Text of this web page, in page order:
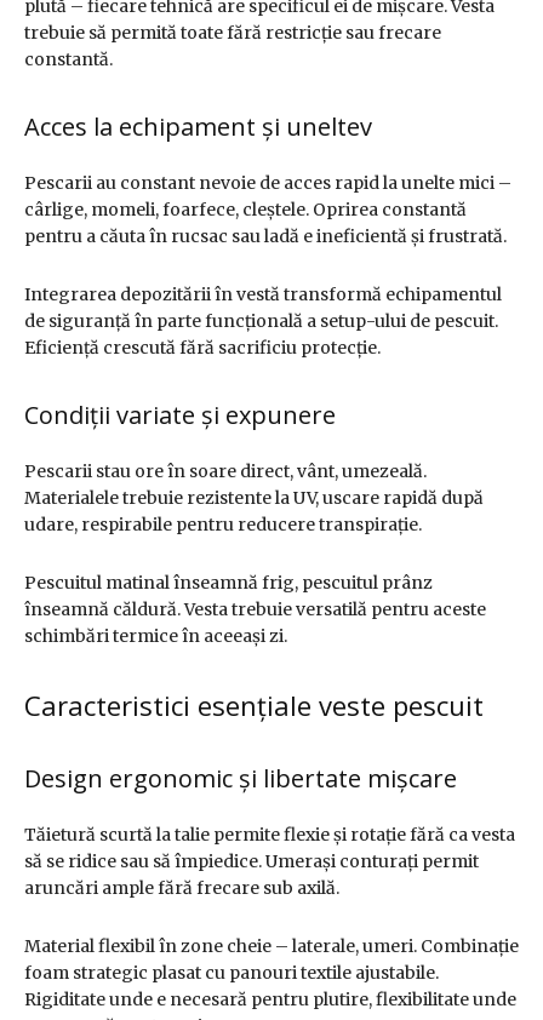
plută – fiecare tehnică are specificul ei de mișcare. Vesta
trebuie să permită toate fără restricție sau frecare
constantă.
Acces la echipament și uneltev
Pescarii au constant nevoie de acces rapid la unelte mici –
cârlige, momeli, foarfece, cleștele. Oprirea constantă
pentru a căuta în rucsac sau ladă e ineficientă și frustrată.
Integrarea depozitării în vestă transformă echipamentul
de siguranță în parte funcțională a setup-ului de pescuit.
Eficiență crescută fără sacrificiu protecție.
Condiții variate și expunere
Pescarii stau ore în soare direct, vânt, umezeală.
Materialele trebuie rezistente la UV, uscare rapidă după
udare, respirabile pentru reducere transpirație.
Pescuitul matinal înseamnă frig, pescuitul prânz
înseamnă căldură. Vesta trebuie versatilă pentru aceste
schimbări termice în aceeași zi.
Caracteristici esențiale veste pescuit
Design ergonomic și libertate mișcare
Tăietură scurtă la talie permite flexie și rotație fără ca vesta
să se ridice sau să împiedice. Umerași conturați permit
aruncări ample fără frecare sub axilă.
Material flexibil în zone cheie – laterale, umeri. Combinație
foam strategic plasat cu panouri textile ajustabile.
Rigiditate unde e necesară pentru plutire, flexibilitate unde